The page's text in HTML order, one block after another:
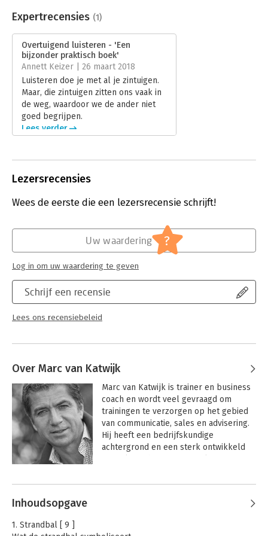
- Gebruik van effectieve woorden
- Creëren van draagvlak
- Vergroten van je invloed
- Verdienen door begrijpen
- Welke kleur van de strandbal zie jij?
Bestandsformaat:
epub
Uitgever:
Druk:
1
Verschijningsdatum:
7-12-2021
Hoofdrubriek: Persoonlijke effectiviteit
Expertrecensies (1)
Overtuigend luisteren - 'Een
bijzonder praktisch boek'
Annett Keizer | 26 maart 2018
Luisteren doe je met al je zintuigen.
Maar, die zintuigen zitten ons vaak in
de weg, waardoor we de ander niet
goed begrijpen.
Lees verder
Lezersrecensies
Wees de eerste die een lezersrecensie schrijft!
Schrijf een recensie
Lees ons recensiebeleid
Uw waardering ?
Log in om uw waardering te geven
Over Marc van Katwijk
Marc van Katwijk is trainer en business
coach en wordt veel gevraagd om
trainingen te verzorgen op het gebied
van communicatie, sales en advisering.
Hij heeft een bedrijfskundige
achtergrond en een sterk ontwikkeld
Hij werkt zelfstandig voor grote en
heeft Marc van katwijk een heldere
Andere boeken door Marc van
Katwijk
Inhoudsopgave
1. Strandbal [ 9 ]